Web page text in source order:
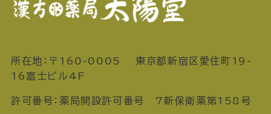
所在地：〒160-0005 東京都新宿区愛住町19-
16富士ビル4F
許可番号：薬局開設許可番号 7新保衛薬第158号